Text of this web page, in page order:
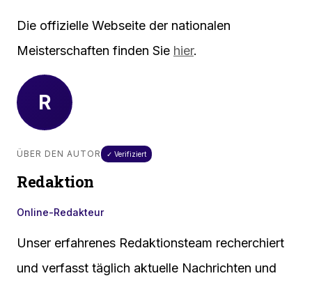
Die offizielle Webseite der nationalen
Meisterschaften finden Sie hier.
R
ÜBER DEN AUTOR ✓ Verifiziert
Redaktion
Online-Redakteur
Unser erfahrenes Redaktionsteam recherchiert
und verfasst täglich aktuelle Nachrichten und